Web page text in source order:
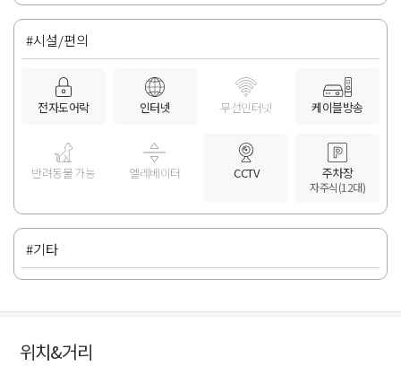
#시설/편의
전자도어락 인터넷 무선인터넷 케이블방송
반려동물 가능 엘레베이터 CCTV 주차장
자주식(12대)
#기타
위치&거리